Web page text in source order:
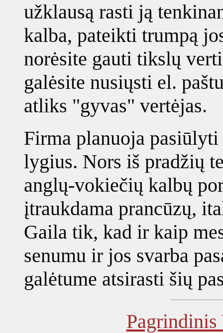
užklausą rasti ją
kalba, pateikti trumpą
norėsite gauti tikslų
galėsite nusiųsti el.
atliks "gyvas" vertėjas.
Firma planuoja
lygius. Nors iš pradžių
anglų-vokiečių kalbų
įtraukdama prancūzų,
Gaila tik, kad ir kaip
senumu ir jos svarba
galėtume atsirasti šių